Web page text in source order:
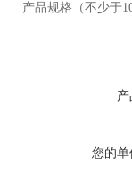
产品规格（不少于
您的单